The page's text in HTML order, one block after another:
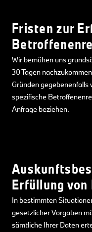
Fristen zur
Wir bemühen uns
30 Tagen
Gründen gegebenenfalls
spezifische
Anfrage beziehen.
Erfüllung
In bestimmten
gesetzlicher Vorgaben
sämtliche Ihrer Daten